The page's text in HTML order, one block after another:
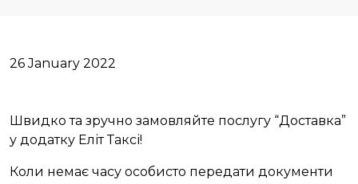
26 January 2022
Швидко та зручно замовляйте послугу “Доставка”
у додатку Еліт Таксі!
Коли немає часу особисто передати документи